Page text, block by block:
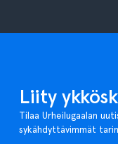
Liity
Tilaa Urheilugaalan
sykähdyttävimmät